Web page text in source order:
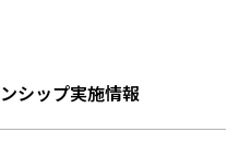
シップ実施情報